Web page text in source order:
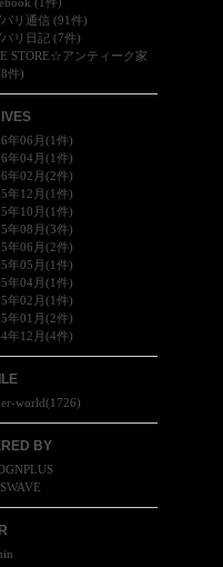
リ通信 (91件)
リ日記 (7件)
STORE☆アンティーク家
件)
年06月(1件)
年04月(1件)
年02月(2件)
年12月(1件)
年10月(1件)
年08月(3件)
年06月(2件)
年05月(1件)
年04月(1件)
年02月(1件)
年01月(2件)
年12月(4件)
world(1726)
BY